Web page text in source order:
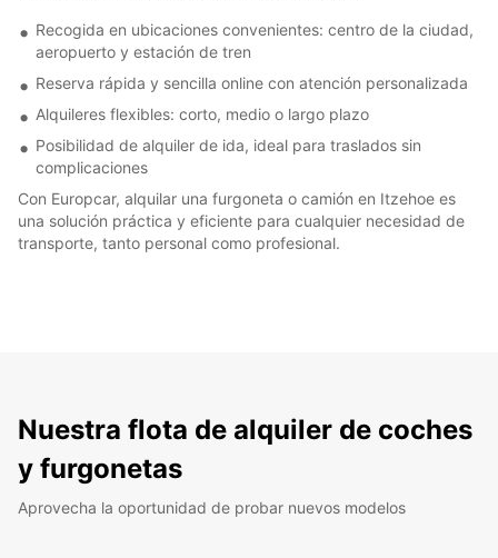
Recogida en ubicaciones convenientes: centro de la ciudad,
aeropuerto y estación de tren
Reserva rápida y sencilla online con atención personalizada
Alquileres flexibles: corto, medio o largo plazo
Posibilidad de alquiler de ida, ideal para traslados sin
complicaciones
Con Europcar, alquilar una furgoneta o camión en Itzehoe es
una solución práctica y eficiente para cualquier necesidad de
transporte, tanto personal como profesional.
Nuestra flota de alquiler de coches
y furgonetas
Aprovecha la oportunidad de probar nuevos modelos